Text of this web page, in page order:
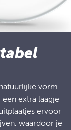
vorm
extra laagje
ervoor
waardoor je